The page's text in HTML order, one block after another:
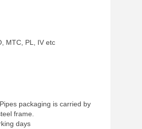
MTC, PL, IV etc
packaging is carried by
frame.
days